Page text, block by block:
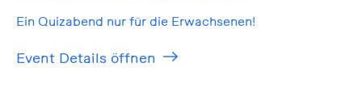
Ein Quizabend nur für die Erwachsenen!
Event Details öffnen